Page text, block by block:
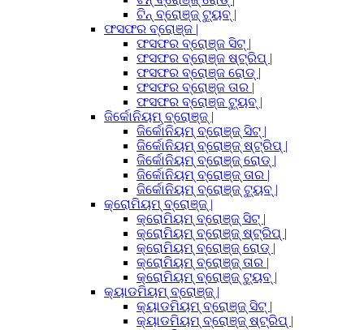
ଟିନ୍ ବ୍ରୋଞ୍ଜ୍ ଟ୍ୟୁବ୍ |
ଫସଫର ବ୍ରୋଞ୍ଜ |
ଫସଫର ବ୍ରୋଞ୍ଜ ସିଟ୍ |
ଫସଫର ବ୍ରୋଞ୍ଜ ଷ୍ଟ୍ରିପ୍ |
ଫସଫର ବ୍ରୋଞ୍ଜ ରୋଡ୍ |
ଫସଫର ବ୍ରୋଞ୍ଜ ତାର |
ଫସଫର ବ୍ରୋଞ୍ଜ ଟ୍ୟୁବ୍ |
ଜିର୍କୋନିୟମ୍ ବ୍ରୋଞ୍ଜ୍ |
ଜିର୍କୋନିୟମ୍ ବ୍ରୋଞ୍ଜ୍ ସିଟ୍ |
ଜିର୍କୋନିୟମ୍ ବ୍ରୋଞ୍ଜ୍ ଷ୍ଟ୍ରିପ୍ |
ଜିର୍କୋନିୟମ୍ ବ୍ରୋଞ୍ଜ୍ ରୋଡ୍ |
ଜିର୍କୋନିୟମ୍ ବ୍ରୋଞ୍ଜ୍ ତାର |
ଜିର୍କୋନିୟମ୍ ବ୍ରୋଞ୍ଜ୍ ଟ୍ୟୁବ୍ |
କ୍ରୋମିୟମ୍ ବ୍ରୋଞ୍ଜ୍ |
କ୍ରୋମିୟମ୍ ବ୍ରୋଞ୍ଜ୍ ସିଟ୍ |
କ୍ରୋମିୟମ୍ ବ୍ରୋଞ୍ଜ୍ ଷ୍ଟ୍ରିପ୍ |
କ୍ରୋମିୟମ୍ ବ୍ରୋଞ୍ଜ୍ ରୋଡ୍ |
କ୍ରୋମିୟମ୍ ବ୍ରୋଞ୍ଜ୍ ତାର |
କ୍ରୋମିୟମ୍ ବ୍ରୋଞ୍ଜ୍ ଟ୍ୟୁବ୍ |
କ୍ୟାଡମିୟମ୍ ବ୍ରୋଞ୍ଜ୍ |
କ୍ୟାଡମିୟମ୍ ବ୍ରୋଞ୍ଜ୍ ସିଟ୍ |
କ୍ୟାଡମିୟମ୍ ବ୍ରୋଞ୍ଜ୍ ଷ୍ଟ୍ରିପ୍ |